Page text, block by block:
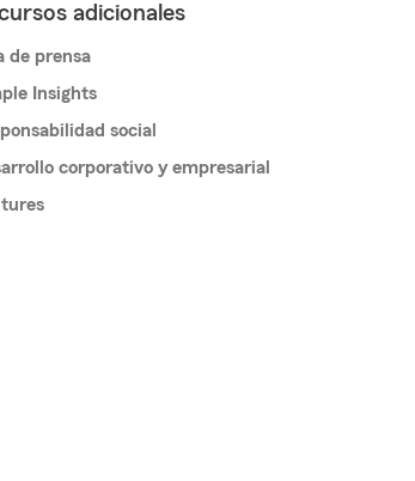
adicionales
de prensa
Insights
social
corporativo y empresarial